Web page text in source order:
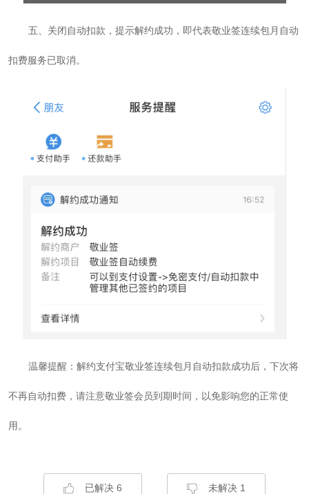
五、关闭自动扣款，提示解约成功，即代表敬业签连续包月自动
扣费服务已取消。
温馨提醒：解约支付宝敬业签连续包月自动扣款成功后，下次将
不再自动扣费，请注意敬业签会员到期时间，以免影响您的正常使
用。
已解决 6 未解决 1